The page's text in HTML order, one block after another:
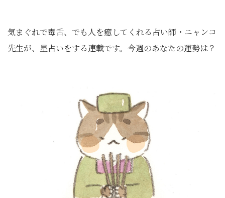
気まぐれで毒舌、でも人を癒してくれる占い師・ニャンコ
先生が、星占いをする連載です。今週のあなたの運勢は？